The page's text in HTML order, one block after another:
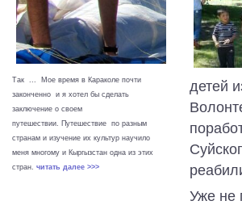
Так ... Мое время в Караколе почти
законченно и я хотел бы сделать
заключение о своем
путешествии. Путешествие по разным
странам и изучение их культур научило
меня многому и Кыргызстан одна из этих
стран. читать далее >>>
детей
Уже не